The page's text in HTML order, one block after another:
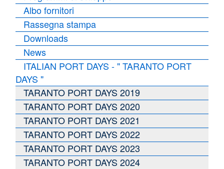
Albo fornitori
Rassegna stampa
Downloads
News
ITALIAN PORT DAYS - " TARANTO PORT
DAYS "
TARANTO PORT DAYS 2019
TARANTO PORT DAYS 2020
TARANTO PORT DAYS 2021
TARANTO PORT DAYS 2022
TARANTO PORT DAYS 2023
TARANTO PORT DAYS 2024